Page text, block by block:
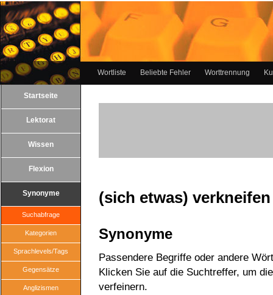
Wortliste Beliebte Fehler Worttrennung
Startseite
Lektorat
Wissen
Flexion
Synonyme
Suchabfrage
Kategorien
Sprachlevels/Tags
Gegensätze
Anglizismen
(sich etwas) verkneifen
Synonyme
Passendere Begriffe oder andere
Klicken Sie auf die Suchtreffer, um
verfeinern.